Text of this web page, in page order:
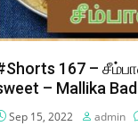
167 –
– Mallika
Sep 15, 2022 admin